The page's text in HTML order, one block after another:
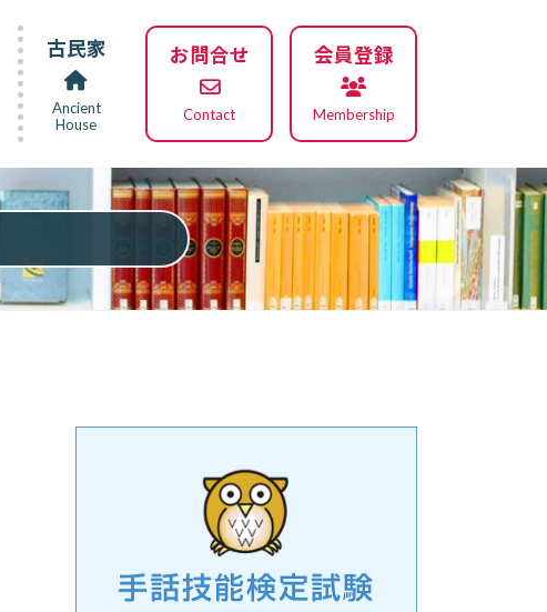
古民家
Ancient
House
お問合せ
Contact
会員登録
Membership